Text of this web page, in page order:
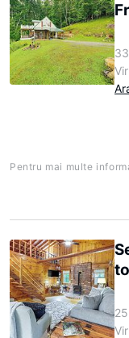
Pentru mai multe